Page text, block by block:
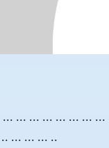
... ... ... ... ... ... ...
... ... ... ..